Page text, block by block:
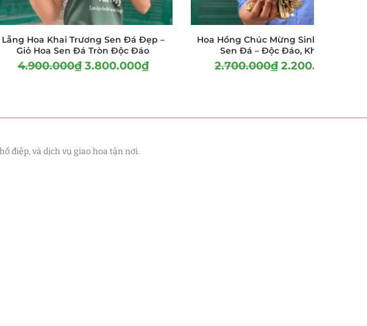
Lẵng Hoa Khai Trương Sen Đá Đẹp –
Giỏ Hoa Sen Đá Tròn Độc Đáo
4.900.000₫ 3.800.000₫
Hoa Hồng Chúc Mừng Sinh Nhật Hoa
Sen Đá – Độc Đáo, Khác Lạ
2.700.000₫ 2.200.000
điệp, và dịch vụ giao hoa tận nơi.